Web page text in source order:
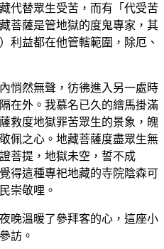
代替眾生受苦，而有「代受苦
菩薩是管地獄的度鬼專家，其
利益都在他管轄範圍，除厄、
悄然無聲，彷彿進入另一處時
在外。我慕名已久的繪馬掛滿
救度地獄罪苦眾生的景象，魄
佩之心。地藏菩薩度盡眾生無
菩提，地獄未空，誓不成
得這種專祀地藏的寺院陰森可
崇敬哩。
晚溫暖了參拜客的心，這座小
訪。